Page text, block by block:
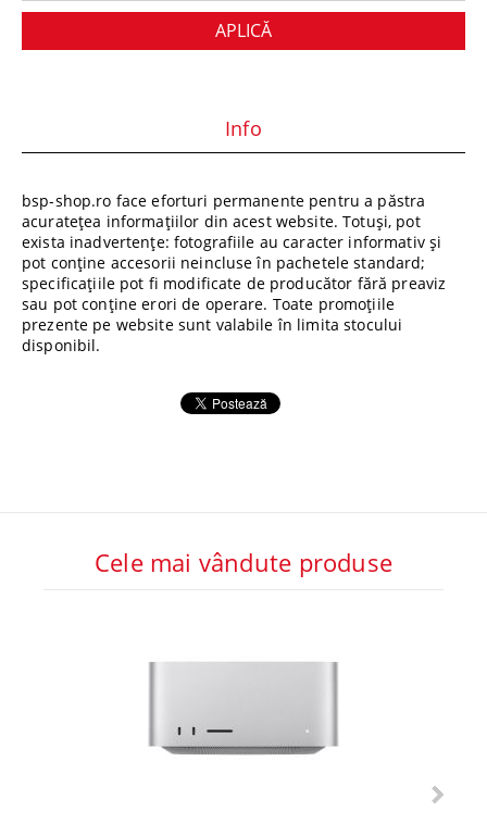
Info
bsp-shop.ro face eforturi permanente pentru a păstra
acuratețea informațiilor din acest website. Totuși, pot
exista inadvertențe: fotografiile au caracter informativ și
pot conține accesorii neincluse în pachetele standard;
specificațiile pot fi modificate de producător fără preaviz
sau pot conține erori de operare. Toate promoțiile
prezente pe website sunt valabile în limita stocului
disponibil.
Cele mai vândute produse